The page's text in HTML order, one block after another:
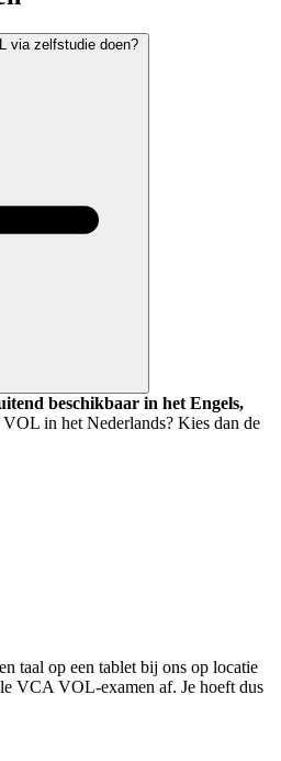
via zelfstudie doen?
beschikbaar in het Engels,
in het Nederlands? Kies dan de
taal op een tablet bij ons op locatie
VCA VOL-examen af. Je hoeft dus